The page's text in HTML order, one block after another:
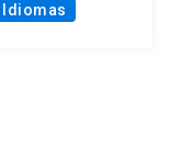
Idiomas